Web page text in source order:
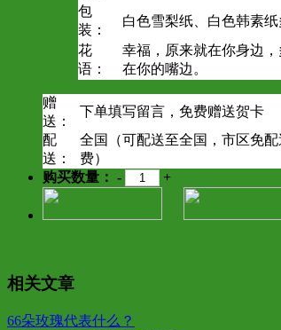
包
装：
白色雪梨纸、白色韩素
花
语：
幸福，原来就在你身边
在你的嘴边。
赠
送：
下单填写留言，免费赠送贺卡
配
送：
全国（可配送至全国，市区免配
费）
购买数量： - +
相关文章
66朵玫瑰代表什么？